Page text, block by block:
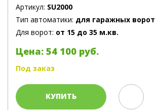
Артикул: SU2000
Тип автоматики: для гаражных ворот
Для ворот: от 15 до 35 м.кв.
Цена: 54 100 руб.
Под заказ
КУПИТЬ